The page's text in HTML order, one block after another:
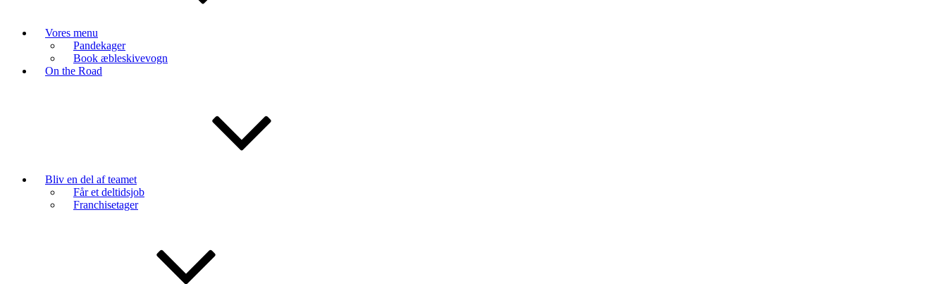
Vores menu
Pandekager
Book æbleskivevogn
On the Road
Bliv en del af teamet
Får et deltidsjob
Franchisetager